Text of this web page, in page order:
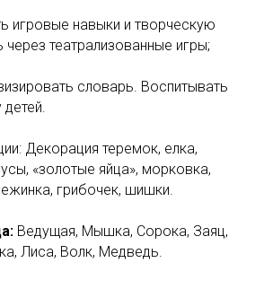
игровые навыки и творческую
через театрализованные игры;
словарь. Воспитывать
Декорация теремок, елка,
«золотые яйца», морковка,
грибочек, шишки.
Ведущая, Мышка, Сорока, Заяц,
Лиса, Волк, Медведь.